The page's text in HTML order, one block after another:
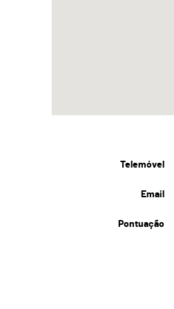
Telemóvel
Email
Pontuação